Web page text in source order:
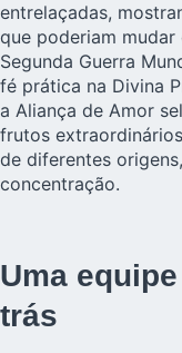
entrelaçadas,
que poderiam
Segunda Guerra
fé prática na Divina
a Aliança de Amor
frutos
de diferentes
concentração.
Uma
trás